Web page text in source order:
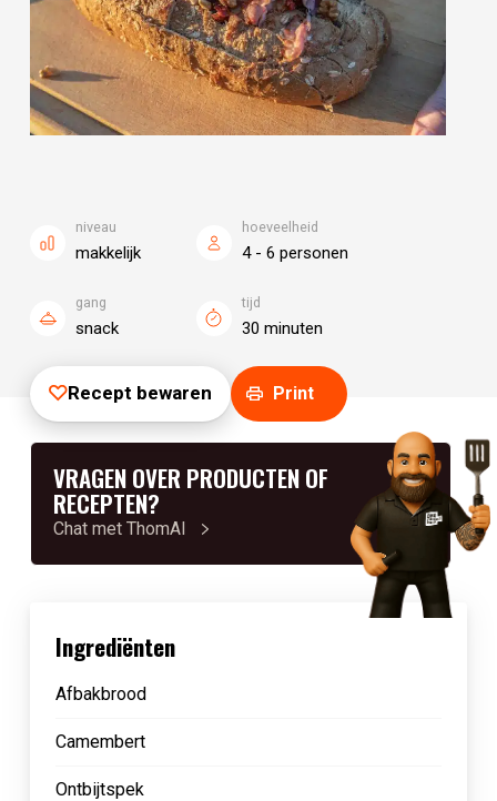
niveau
makkelijk
hoeveelheid
4 - 6 personen
gang
snack
tijd
30 minuten
Recept bewaren Print
VRAGEN OVER PRODUCTEN OF
RECEPTEN?
Chat met ThomAI
Ingrediënten
Afbakbrood
Camembert
Ontbijtspek